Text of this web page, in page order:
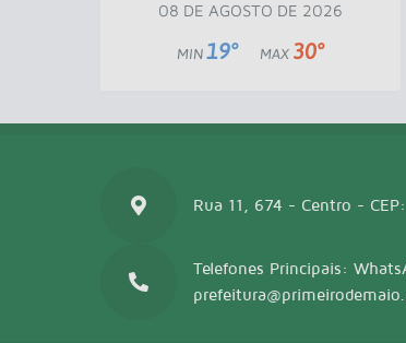
08 DE AGOSTO DE 2026
MIN 19° MAX 30°
Rua 11, 674 - Centro -
Telefones Principais: